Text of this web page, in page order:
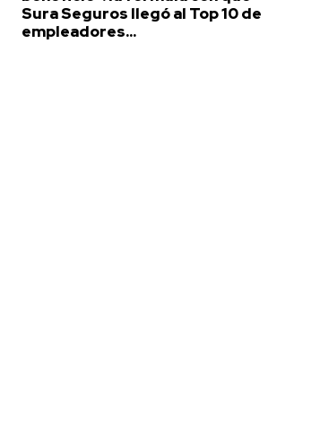
Sura Seguros llegó al Top 10 de
empleadores...